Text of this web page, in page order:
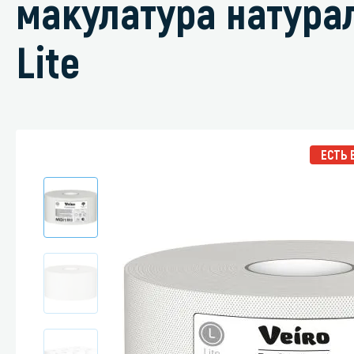
стрипперы
Средства
Средства
макулатура
Lite
ЕСТЬ